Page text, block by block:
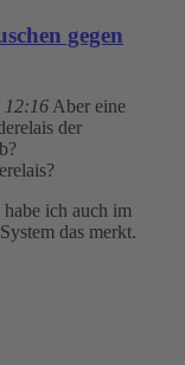
gegen
12:16 Aber eine
der
ich auch im
das merkt.